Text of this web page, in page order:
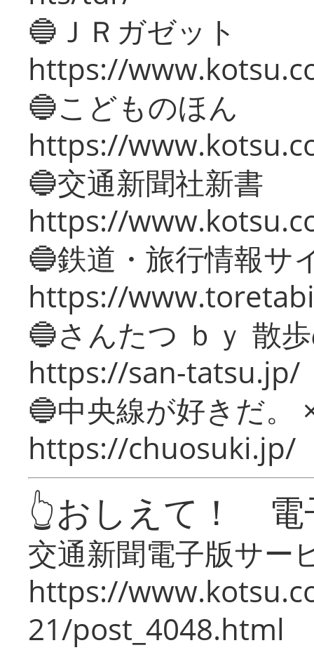
🔵ＪＲガゼット
https://
🔵こどものほん
https://
🔵交通新聞社新書
https://
🔵鉄道・旅行情報サ
https://
🔵さんたつ ｂｙ 散
https://san-tatsu.jp/
🔵中央線が好きだ。
https://chuosuki.jp/
👆おしえて！ 電
交通新聞電子版サー
https://
21/post_4048.html